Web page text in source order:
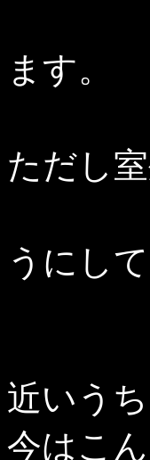
シフ
ます。
室内
ただし
に付
うにして
夏場
近いう
今はこ